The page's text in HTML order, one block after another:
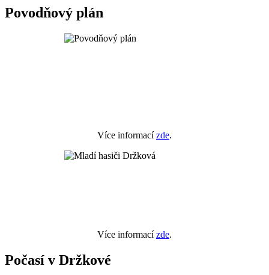
Povodňový plán
Více informacízde.
Více informacízde.
Počasí v Držkové